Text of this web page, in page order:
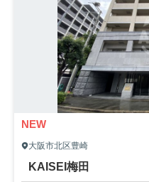
NEW
大阪市北区豊崎
KAISEI梅田